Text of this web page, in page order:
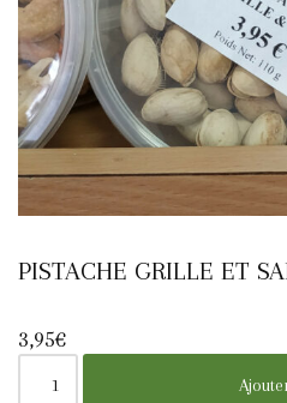
PISTACHE GRILLE ET
3,95€